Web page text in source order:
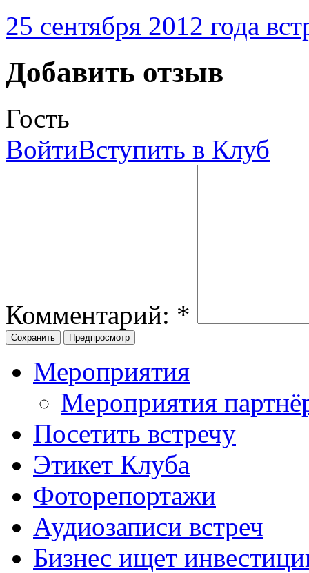
25 сентября 2012 года
Добавить отзыв
Гость
ВойтиВступить в Клуб
Комментарий: *
Мероприятия
Мероприятия
Посетить встречу
Этикет Клуба
Фоторепортажи
Аудиозаписи встреч
Бизнес ищет